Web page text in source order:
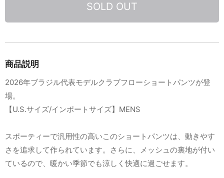
SOLD OUT
商品説明
2026年ブラジル代表モデルクラブフローショートパンツが登
場。
【U.S.サイズ/インポートサイズ】MENS
スポーティーで汎用性の高いこのショートパンツは、動きやす
さを追求して作られています。さらに、メッシュの裏地が付い
ているので、暖かい季節でも涼しく快適に過ごせます。